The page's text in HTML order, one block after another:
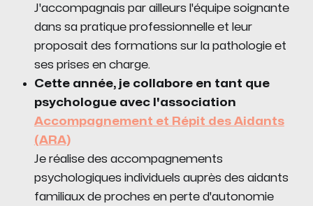
J'accompagnais par ailleurs l'équipe soignante
dans sa pratique professionnelle et leur
proposait des formations sur la pathologie et
ses prises en charge.
Cette année, je collabore en tant que
psychologue avec l'association
Accompagnement et Répit des Aidants
(ARA)
Je réalise des accompagnements
psychologiques individuels auprès des aidants
familiaux de proches en perte d'autonomie